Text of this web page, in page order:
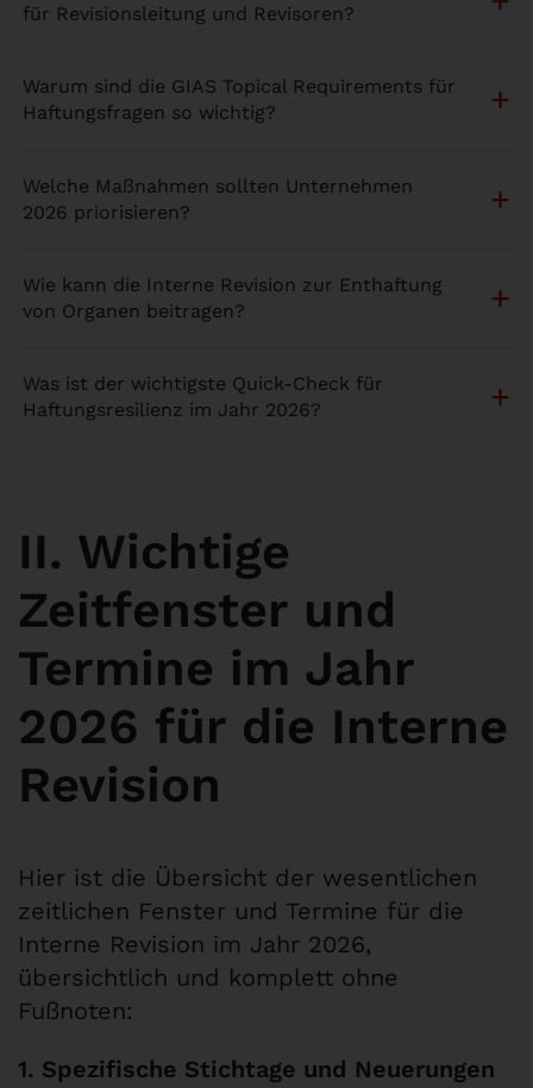
für Revisionsleitung und Revisoren?
Warum sind die GIAS Topical Requirements für
Haftungsfragen so wichtig?
Welche Maßnahmen sollten Unternehmen
2026 priorisieren?
Wie kann die Interne Revision zur Enthaftung
von Organen beitragen?
Was ist der wichtigste Quick-Check für
Haftungsresilienz im Jahr 2026?
II. Wichtige
Zeitfenster und
Termine im Jahr
2026 für die Interne
Revision
Hier ist die Übersicht der wesentlichen
zeitlichen Fenster und Termine für die
Interne Revision im Jahr 2026,
übersichtlich und komplett ohne
Fußnoten:
1. Spezifische Stichtage und Neuerungen